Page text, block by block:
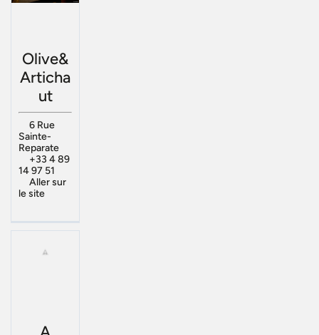
Olive&
Articha
ut
6 Rue
Sainte-
Reparate
+33 4 89
14 97 51
Aller sur
le site